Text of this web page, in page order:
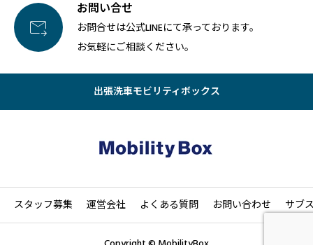

お問い合せ
お問合せは公式LINEにて承っております。
お気軽にご相談ください。
出張洗車モビリティボックス
スタッフ募集 運営会社 よくある質問 お問い合わせ サブ